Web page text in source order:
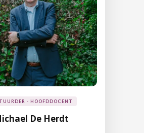
- HOOFDDOCENT
De Herdt